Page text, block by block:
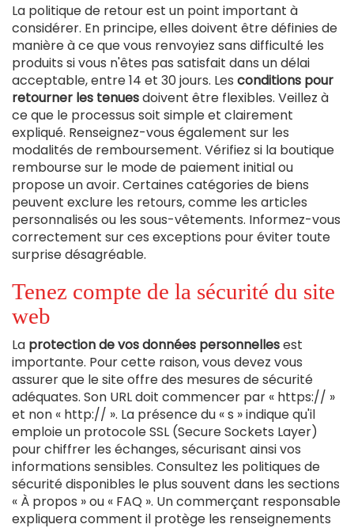
La politique de retour est un point important à
considérer. En principe, elles doivent être définies de
manière à ce que vous renvoyiez sans difficulté les
produits si vous n'êtes pas satisfait dans un délai
acceptable, entre 14 et 30 jours. Les conditions pour
retourner les tenuesdoivent être flexibles. Veillez à
ce que le processus soit simple et clairement
expliqué. Renseignez-vous également sur les
modalités de remboursement. Vérifiez si la boutique
rembourse sur le mode de paiement initial ou
propose un avoir. Certaines catégories de biens
peuvent exclure les retours, comme les articles
personnalisés ou les sous-vêtements. Informez-vous
correctement sur ces exceptions pour éviter toute
surprise désagréable.
Tenez compte de la sécurité du site
web
La protection de vos données personnellesest
importante. Pour cette raison, vous devez vous
assurer que le site offre des mesures de sécurité
adéquates. Son URL doit commencer par « https:// »
et non « http:// ». La présence du « s » indique qu'il
emploie un protocole SSL (Secure Sockets Layer)
pour chiffrer les échanges, sécurisant ainsi vos
informations sensibles. Consultez les politiques de
sécurité disponibles le plus souvent dans les sections
« À propos » ou « FAQ ». Un commerçant responsable
expliquera comment il protège les renseignements